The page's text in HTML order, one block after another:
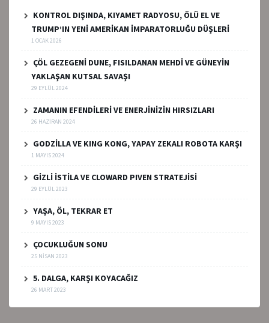
KONTROL DIŞINDA, KIYAMET RADYOSU, ÖLÜ EL VE
TRUMP’IN YENİ AMERİKAN İMPARATORLUĞU DÜŞLERİ
1 OCAK 2026
ÇÖL GEZEGENİ DUNE, FISILDANAN MEHDİ VE GÜNEYİN
YAKLAŞAN KUTSAL SAVAŞI
29 EYLÜL 2024
ZAMANIN EFENDİLERİ VE ENERJİNİZİN HIRSIZLARI
26 HAZIRAN 2024
GODZİLLA VE KING KONG, YAPAY ZEKALI ROBOTA KARŞI
1 MAYIS 2024
GİZLİ İSTİLA VE CLOWARD PIVEN STRATEJİSİ
29 EYLÜL 2023
YAŞA, ÖL, TEKRAR ET
9 MAYIS 2023
ÇOCUKLUĞUN SONU
25 NISAN 2023
5. DALGA, KARŞI KOYACAĞIZ
26 MART 2023